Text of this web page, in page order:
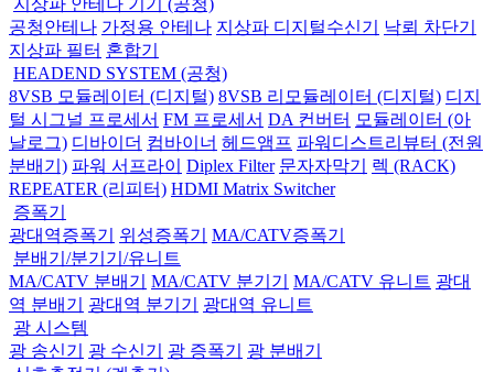
지상파 안테나 기기 (공청)
공청안테나 가정용 안테나 지상파 디지털수신기
낙뢰 차단기
지상파 필터 혼합기
HEADEND SYSTEM (공청)
8VSB 모듈레이터 (디지털) 8VSB 리모듈레이터 (디지털) 디지
털 시그널 프로세서 FM 프로세서 DA 컨버터 모듈레이터 (아
날로그) 디바이더 컴바이너 헤드앰프 파워디스트리뷰터 (전원
분배기) 파워 서프라이 Diplex Filter 문자자막기
렉 (RACK)
REPEATER (리피터) HDMI Matrix Switcher
증폭기
광대역증폭기
위성증폭기
MA/CATV증폭기
분배기/분기기/유니트
MA/CATV 분배기
MA/CATV 분기기 MA/CATV 유니트 광대
역 분배기
광대역 분기기
광대역 유니트
광 시스템
광 송신기
광 수신기 광 증폭기
광 분배기